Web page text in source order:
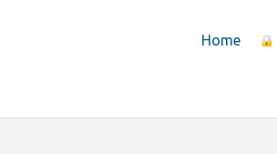
Home